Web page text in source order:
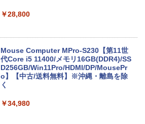
設定済
【マラソンP5倍/10%オフクーポン】中古
ノートパソコン HP ProBook 450 G7 第
10世代 Core i5 メモリ16GB SSD256GB
チ Windows 11 Pro 送料無料 保証付き
￥28,800
Mouse Computer MPro-S230【第11世
代Core i5 11400/メモリ16GB(DDR4)/SS
D256GB/Win11Pro/HDMI/DP/MousePr
o】【中古/送料無料】※沖縄・離島を除
く
￥34,980